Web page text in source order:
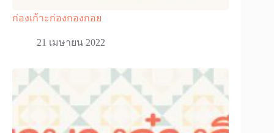
ก่องเก้าะก่องกองกอย
21 เมษายน 2022